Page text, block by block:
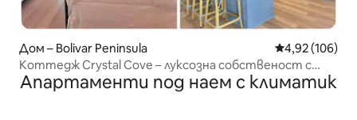
Дом – Bolivar Peninsula Средна
4,92 (106)
Коттедж Crystal Cove – луксозна собственост с
изглед към плажа
Апартаменти под наем с климатик